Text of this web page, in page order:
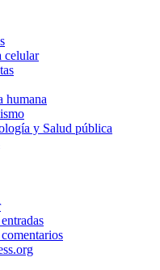
celular
humana
y Salud pública